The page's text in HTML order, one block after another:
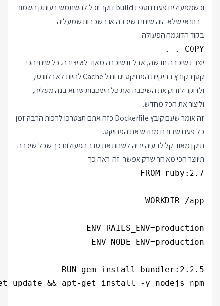
וכשמפעילים פעם נוספת build דוקר יוכל להשתמש בעותק השמור
- בתנאי שלא היה שינוי בשיכבה או בשכבות שמעליה.
בקוד הדוגמה הפעולה:
COPY . .
יוצרת שיכבה חדשה, אבל זו שיכבה מאוד לא יציבה. כל שינוי הכי
קטן בקובץ בתיקיית הפרויקט יגרום ל Cache להיות לא רלוונטי,
ולדוקר לזרוק את השיכבה ואת כל השכבות שהוא בנה מעליה,
וליצור את הכל מחדש.
זה אומר שעם קובץ Dockerfile כזה אתם תצטרכו לחכות הרבה זמן
כל פעם שבונים מחדש את הפרויקט.
תיקון מאוד קל לבעיה יהיה לשנות את סדר הפעולות כך שכל שיכבה
תיווצר הכי מאוחר שרק אפשר. זה יראה כך: